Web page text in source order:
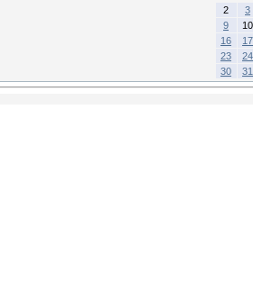
2
3
9
10
16
17
23
24
30
31